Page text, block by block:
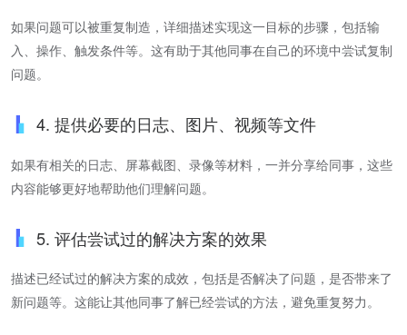
如果问题可以被重复制造，详细描述实现这一目标的步骤，包括输
入、操作、触发条件等。这有助于其他同事在自己的环境中尝试复制
问题。
4. 提供必要的日志、图片、视频等文件
如果有相关的日志、屏幕截图、录像等材料，一并分享给同事，这些
内容能够更好地帮助他们理解问题。
5. 评估尝试过的解决方案的效果
描述已经试过的解决方案的成效，包括是否解决了问题，是否带来了
新问题等。这能让其他同事了解已经尝试的方法，避免重复努力。